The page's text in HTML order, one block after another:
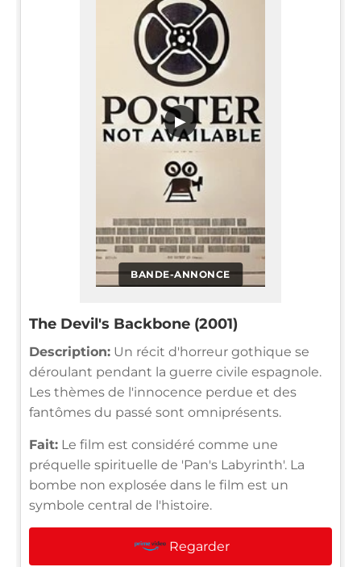
BANDE-ANNONCE
▶
The Devil's Backbone (2001)
Description: Un récit d'horreur gothique se
déroulant pendant la guerre civile espagnole.
Les thèmes de l'innocence perdue et des
fantômes du passé sont omniprésents.
Fait: Le film est considéré comme une
préquelle spirituelle de 'Pan's Labyrinth'. La
bombe non explosée dans le film est un
symbole central de l'histoire.
Regarder